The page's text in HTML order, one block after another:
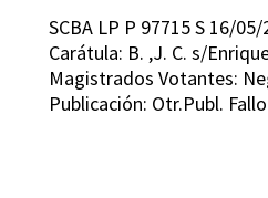
SCBA LP P 97715 S 16/
Carátula: B. ,J. C. s/
Magistrados Votantes:
Publicación: Otr.Publ.